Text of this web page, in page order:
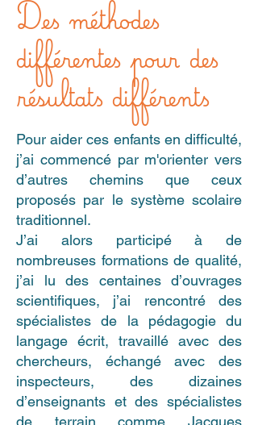
Des méthodes
différentes pour des
résultats différents
Pour aider ces enfants en difficulté,
j’ai commencé par m'orienter vers
d’autres chemins que ceux
proposés par le système scolaire
traditionnel.
J’ai alors participé à de
nombreuses formations de qualité,
j’ai lu des centaines d’ouvrages
scientifiques, j’ai rencontré des
spécialistes de la pédagogie du
langage écrit, travaillé avec des
chercheurs, échangé avec des
inspecteurs, des dizaines
d’enseignants et des spécialistes
de terrain comme Jacques